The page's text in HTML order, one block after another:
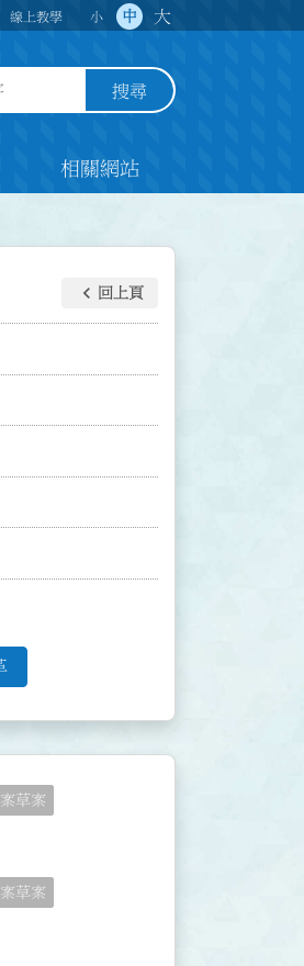
線上教學 小 中 大
搜尋
相關網站
keyboard_arrow_left 回上頁
草案
草案